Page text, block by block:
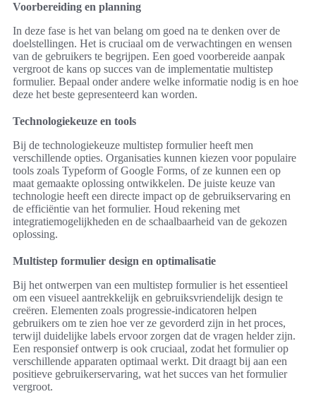
Voorbereiding en planning
In deze fase is het van belang om goed na te denken over de
doelstellingen. Het is cruciaal om de verwachtingen en wensen
van de gebruikers te begrijpen. Een goed voorbereide aanpak
vergroot de kans op succes van de implementatie multistep
formulier. Bepaal onder andere welke informatie nodig is en hoe
deze het beste gepresenteerd kan worden.
Technologiekeuze en tools
Bij de technologiekeuze multistep formulier heeft men
verschillende opties. Organisaties kunnen kiezen voor populaire
tools zoals Typeform of Google Forms, of ze kunnen een op
maat gemaakte oplossing ontwikkelen. De juiste keuze van
technologie heeft een directe impact op de gebruikservaring en
de efficiëntie van het formulier. Houd rekening met
integratiemogelijkheden en de schaalbaarheid van de gekozen
oplossing.
Multistep formulier design en optimalisatie
Bij het ontwerpen van een multistep formulier is het essentieel
om een visueel aantrekkelijk en gebruiksvriendelijk design te
creëren. Elementen zoals progressie-indicatoren helpen
gebruikers om te zien hoe ver ze gevorderd zijn in het proces,
terwijl duidelijke labels ervoor zorgen dat de vragen helder zijn.
Een responsief ontwerp is ook cruciaal, zodat het formulier op
verschillende apparaten optimaal werkt. Dit draagt bij aan een
positieve gebruikerservaring, wat het succes van het formulier
vergroot.